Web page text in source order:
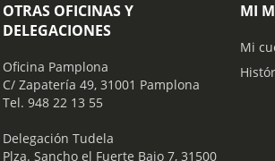
OTRAS OFICINAS Y
DELEGACIONES
Oficina Pamplona
C/ Zapatería 49, 31001 Pamplona
Tel. 948 22 13 55
​ Delegación Tudela
Plza. Sancho el Fuerte Bajo 7, 31500
MI
Mi